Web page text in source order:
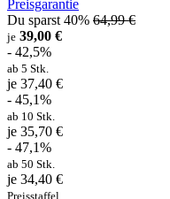
Preisgarantie
Du sparst 40% 64,99 €
je 39,00 €
- 42,5%
ab 5 Stk.
je 37,40 €
- 45,1%
ab 10 Stk.
je 35,70 €
- 47,1%
ab 50 Stk.
je 34,40 €
Preisstaffel